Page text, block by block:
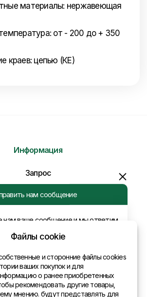
материалы: нержавеющая
от - 200 до + 350
краев: цепью (КЕ)
нам сообщение
нам ваше сообщение и мы ответим
ближайшее время!
Информация
Запрос
Новости
конфиденциальности
Контакты
Общая информация
Файлы cookie
и сторонние файлы cookies
ваших покупок и для
о ранее приобретенных
рекомендовать другие товары,
мнению. будут представлять для